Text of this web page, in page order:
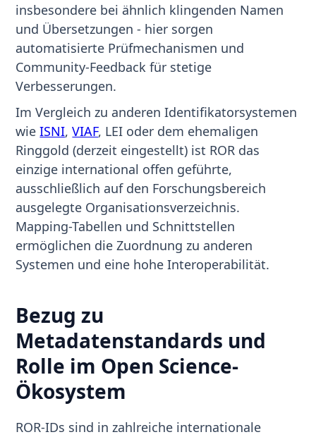
insbesondere bei ähnlich klingenden Namen
und Übersetzungen - hier sorgen
automatisierte Prüfmechanismen und
Community-Feedback für stetige
Verbesserungen.
Im Vergleich zu anderen Identifikatorsystemen
wieISNI,VIAF, LEI oder dem ehemaligen
Ringgold (derzeit eingestellt) ist ROR das
einzige international offen geführte,
ausschließlich auf den Forschungsbereich
ausgelegte Organisationsverzeichnis.
Mapping-Tabellen und Schnittstellen
ermöglichen die Zuordnung zu anderen
Systemen und eine hohe Interoperabilität.
Bezug zu
Metadatenstandards und
Rolle im Open Science-
Ökosystem
ROR-IDs sind in zahlreiche internationale